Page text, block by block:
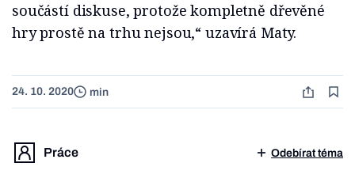
součástí diskuse, protože kompletně dřevěné
hry prostě na trhu nejsou,“ uzavírá Maty.
24. 10. 2020 min
Práce Odebírat téma